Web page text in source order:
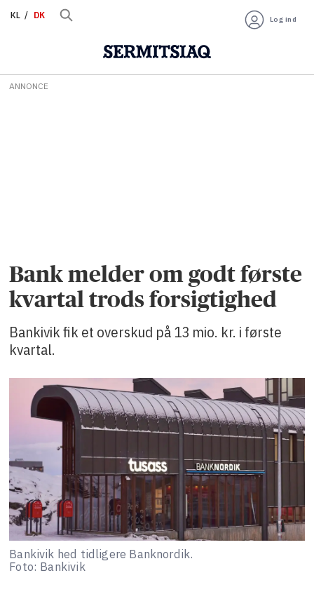
KL DK Log ind
ANNONCE
Bank melder om godt første
kvartal trods forsigtighed
Bankivik fik et overskud på 13 mio. kr. i første
kvartal.
Bankivik hed tidligere Banknordik.
Foto: Bankivik